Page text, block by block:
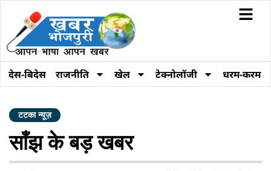
देस-बिदेस राजनीति खेल टेक्नोलॉजी धरम-करम
टटका न्यूज़
साँझ के बड़ खबर